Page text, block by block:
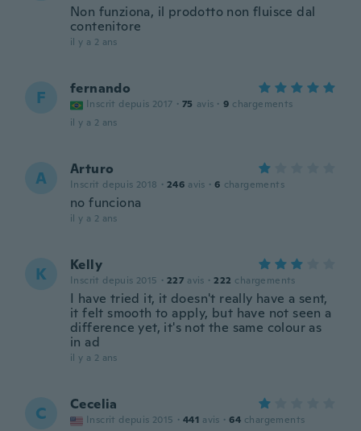
Non funziona, il prodotto non fluisce dal
contenitore
il y a 2 ans
F fernando
Inscrit depuis 2017 · 75 avis · 9 chargements
il y a 2 ans
A Arturo
Inscrit depuis 2018 · 246 avis · 6 chargements
no funciona
il y a 2 ans
K Kelly
Inscrit depuis 2015 · 227 avis · 222 chargements
I have tried it, it doesn't really have a sent,
it felt smooth to apply, but have not seen a
difference yet, it's not the same colour as
in ad
il y a 2 ans
C Cecelia
Inscrit depuis 2015 · 441 avis · 64 chargements